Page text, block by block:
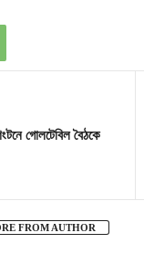
গোলটেবিল বৈঠকে
FROM AUTHOR